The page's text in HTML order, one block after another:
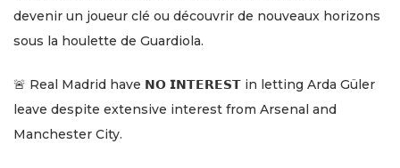
devenir un joueur clé ou découvrir de nouveaux horizons
sous la houlette de Guardiola.
🚨 Real Madrid have 𝗡𝗢 𝗜𝗡𝗧𝗘𝗥𝗘𝗦𝗧 in letting Arda Güler
leave despite extensive interest from Arsenal and
Manchester City.